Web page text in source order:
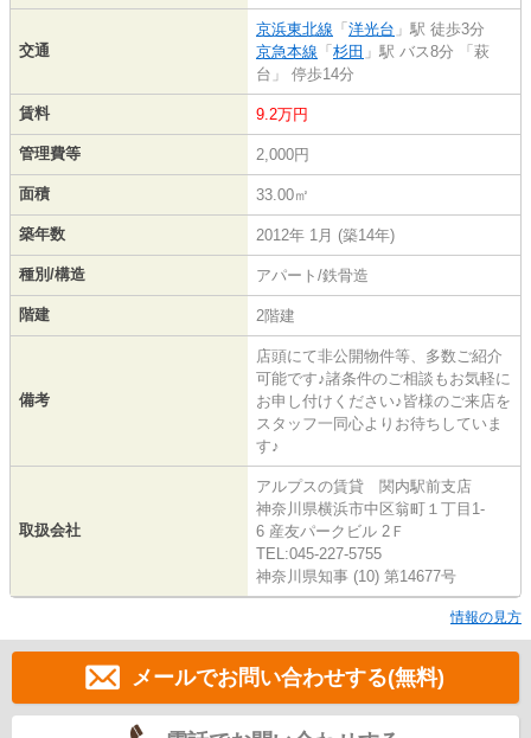
交通
京浜東北線 「 洋光台 」駅 徒歩3分
京急本線 「 杉田 」駅 バス8分 「萩
台」 停歩14分
賃料 9.2万円
管理費等 2,000円
面積 33.00㎡
築年数 2012年 1月 (築14年)
種別/構造 アパート/鉄骨造
階建 2階建
備考
店頭にて非公開物件等、多数ご紹介
可能です♪諸条件のご相談もお気軽に
お申し付けください♪皆様のご来店を
スタッフ一同心よりお待ちしていま
す♪
取扱会社
アルプスの賃貸 関内駅前支店
神奈川県横浜市中区翁町１丁目1-
6 産友パークビル 2Ｆ
TEL:045-227-5755
神奈川県知事 (10) 第14677号
情報の見方
メールでお問い合わせする(無料)